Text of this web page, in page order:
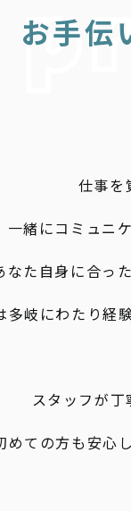
お手伝
仕事を
一緒にコミュニ
なた自身に合っ
多岐にわたり経
スタッフが丁
めての方も安心